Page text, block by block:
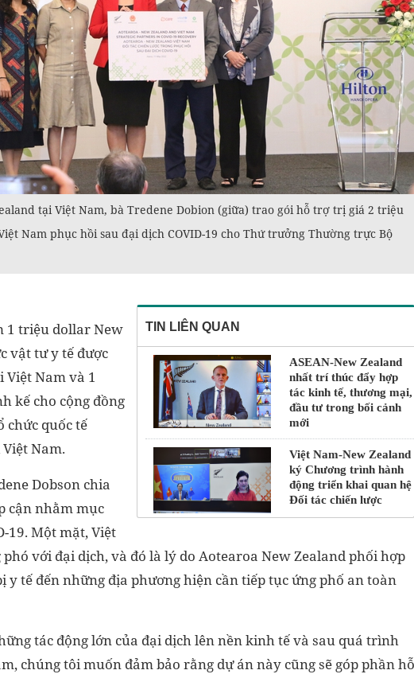
tại Việt Nam, bà Tredene Dobion (giữa) trao gói hỗ trợ trị giá 2 triệu
Nam phục hồi sau đại dịch COVID-19 cho Thứ trưởng Thường trực Bộ
TIN LIÊN QUAN
ASEAN-New Zealand
nhất trí thúc đẩy hợp
tác kinh tế, thương mại,
đầu tư trong bối cảnh
mới
Việt Nam-New Zealand
ký Chương trình hành
động triển khai quan hệ
Đối tác chiến lược
1 triệu dollar New
vật tư y tế được
Nam và 1
kế cho cộng đồng
chức quốc tế
Nam.
Dobson chia
cận nhằm mục
19. Một mặt, Việt
với đại dịch, và đó là lý do Aotearoa New Zealand phối hợp
y tế đến những địa phương hiện cần tiếp tục ứng phố an toàn
tác động lớn của đại dịch lên nền kinh tế và sau quá trình
chúng tôi muốn đảm bảo rằng dự án này cũng sẽ góp phần hỗ